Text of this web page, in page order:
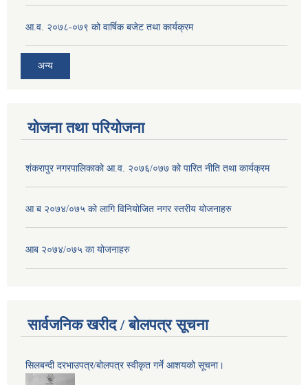
आ.व. २०७८-०७९ को वार्षिक बजेट तथा कार्यक्रम
अन्य
योजना तथा परियोजना
शंकरापुर नगरपालिकाको आ.व. २०७६/०७७ को पारित नीति तथा कार्यक्रम
आ ब २०७४/०७५ को लागि विनियोजित नगर स्तरीय योजनाहरु
आब २०७४/०७५ का योजनाहरु
सार्वजनिक खरीद / बोलपत्र सूचना
सिलबन्दी दरभाउपत्र/बोलपत्र स्वीकृत गर्ने आशयको सूचना।